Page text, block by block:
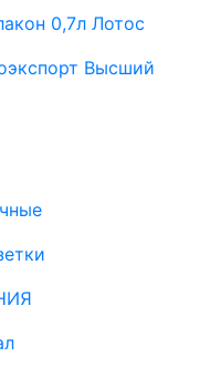
0,7л Лотос
Высший